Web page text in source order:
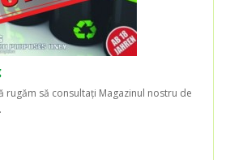
să consultați Magazinul nostru de